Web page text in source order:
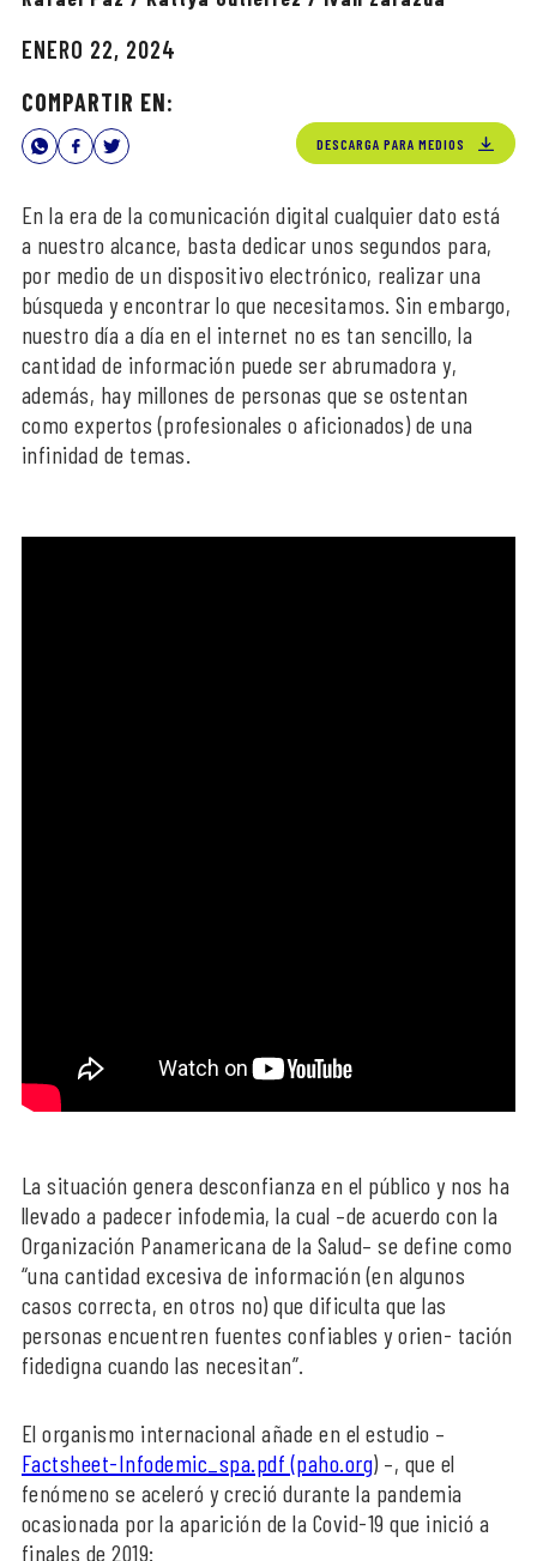
ENERO 22, 2024
COMPARTIR EN:
DESCARGA PARA MEDIOS
En la era de la comunicación digital cualquier dato está
a nuestro alcance, basta dedicar unos segundos para,
por medio de un dispositivo electrónico, realizar una
búsqueda y encontrar lo que necesitamos. Sin embargo,
nuestro día a día en el internet no es tan sencillo, la
cantidad de información puede ser abrumadora y,
además, hay millones de personas que se ostentan
como expertos (profesionales o aficionados) de una
infinidad de temas.
La situación genera desconfianza en el público y nos ha
llevado a padecer infodemia, la cual –de acuerdo con la
Organización Panamericana de la Salud– se define como
“una cantidad excesiva de información (en algunos
casos correcta, en otros no) que dificulta que las
personas encuentren fuentes confiables y orien- tación
fidedigna cuando las necesitan”.
El organismo internacional añade en el estudio –
Factsheet-Infodemic_spa.pdf (paho.org) –, que el
fenómeno se aceleró y creció durante la pandemia
ocasionada por la aparición de la Covid-19 que inició a
finales de 2019: